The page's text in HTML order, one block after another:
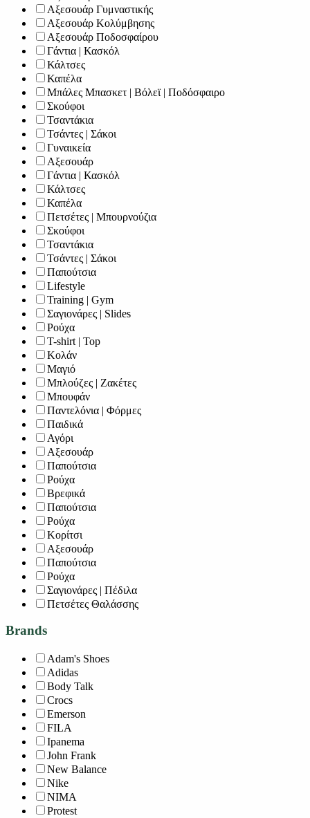
Αξεσουάρ Γυμναστικής
Αξεσουάρ Κολύμβησης
Αξεσουάρ Ποδοσφαίρου
Γάντια | Κασκόλ
Κάλτσες
Καπέλα
Μπάλες Μπασκετ | Βόλεϊ | Ποδόσφαιρο
Σκούφοι
Τσαντάκια
Τσάντες | Σάκοι
Γυναικεία
Αξεσουάρ
Γάντια | Κασκόλ
Κάλτσες
Καπέλα
Πετσέτες | Μπουρνούζια
Σκούφοι
Τσαντάκια
Τσάντες | Σάκοι
Παπούτσια
Lifestyle
Training | Gym
Σαγιονάρες | Slides
Ρούχα
T-shirt | Top
Κολάν
Μαγιό
Μπλούζες | Ζακέτες
Μπουφάν
Παντελόνια | Φόρμες
Παιδικά
Αγόρι
Αξεσουάρ
Παπούτσια
Ρούχα
Βρεφικά
Παπούτσια
Ρούχα
Κορίτσι
Αξεσουάρ
Παπούτσια
Ρούχα
Σαγιονάρες | Πέδιλα
Πετσέτες Θαλάσσης
Brands
Adam's Shoes
Adidas
Body Talk
Crocs
Emerson
FILA
Ipanema
John Frank
New Balance
Nike
NIMA
Protest